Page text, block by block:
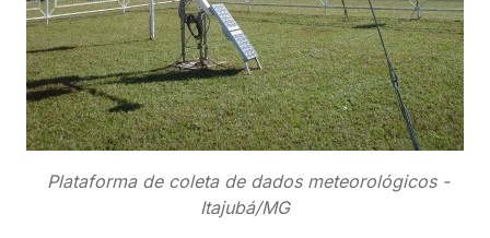
Plataforma de coleta de dados meteorológicos -
Itajubá/MG